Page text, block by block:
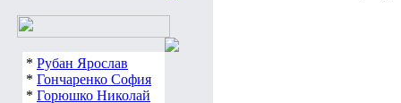
* Рубан Ярослав
* Гончаренко София
* Горюшко Николай